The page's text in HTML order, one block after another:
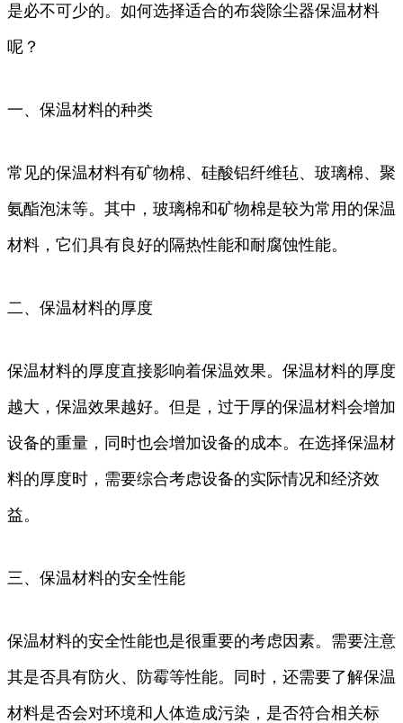
是必不可少的。如何选择适合的布袋除尘器保温材料
呢？
一、保温材料的种类
常见的保温材料有矿物棉、硅酸铝纤维毡、玻璃棉、聚
氨酯泡沫等。其中，玻璃棉和矿物棉是较为常用的保温
材料，它们具有良好的隔热性能和耐腐蚀性能。
二、保温材料的厚度
保温材料的厚度直接影响着保温效果。保温材料的厚度
越大，保温效果越好。但是，过于厚的保温材料会增加
设备的重量，同时也会增加设备的成本。在选择保温材
料的厚度时，需要综合考虑设备的实际情况和经济效
益。
三、保温材料的安全性能
保温材料的安全性能也是很重要的考虑因素。需要注意
其是否具有防火、防霉等性能。同时，还需要了解保温
材料是否会对环境和人体造成污染，是否符合相关标